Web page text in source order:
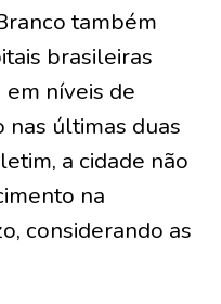
também
brasileiras
em níveis de
nas últimas duas
a cidade não
na
considerando as